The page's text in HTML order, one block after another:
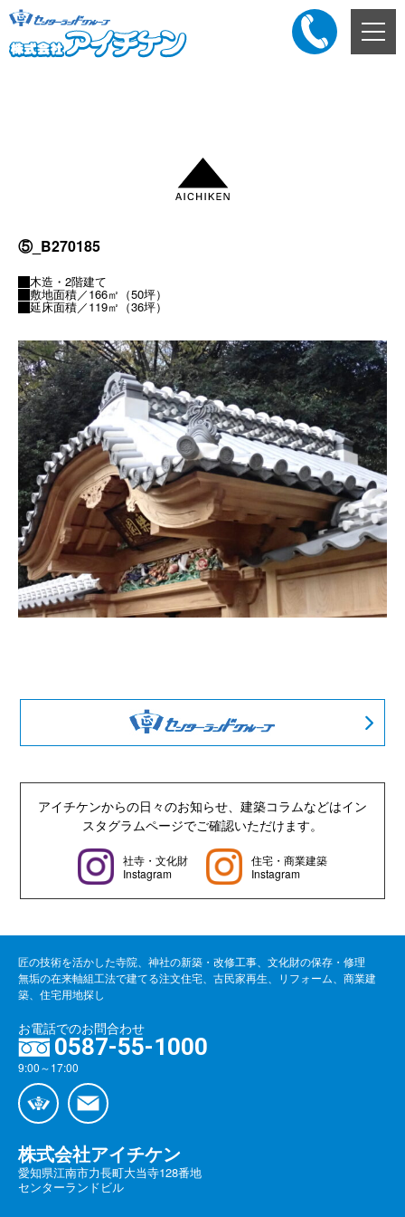
メ
ニ
⑤_B270185
木造・2階建て
敷地面積／166㎡（50坪）
延床面積／119㎡（36坪）
アイチケンからの日々のお知らせ、建築コラムなどはイン
スタグラムページでご確認いただけます。
社寺・文化財
Instagram
住宅・商業建築
Instagram
匠の技術を活かした寺院、神社の新築・改修工事、文化財の保存・修理
無垢の在来軸組工法で建てる注文住宅、古民家再生、リフォーム、商業建
築、住宅用地探し
株式会社アイチケン
愛知県江南市力長町大当寺128番地
センターランドビル
お電話でのお問合わせ
0587-55-1000
9:00～17:00